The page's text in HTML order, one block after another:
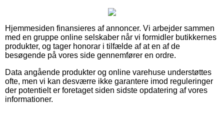
Hjemmesiden finansieres af annoncer. Vi arbejder sammen
med en gruppe online selskaber når vi formidler butikkernes
produkter, og tager honorar i tilfælde af at en af de
besøgende på vores side gennemfører en ordre.
Data angående produkter og online varehuse understøttes
ofte, men vi kan desværre ikke garantere imod reguleringer
der potentielt er foretaget siden sidste opdatering af vores
informationer.